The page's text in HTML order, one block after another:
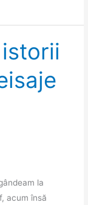
la
acum însă